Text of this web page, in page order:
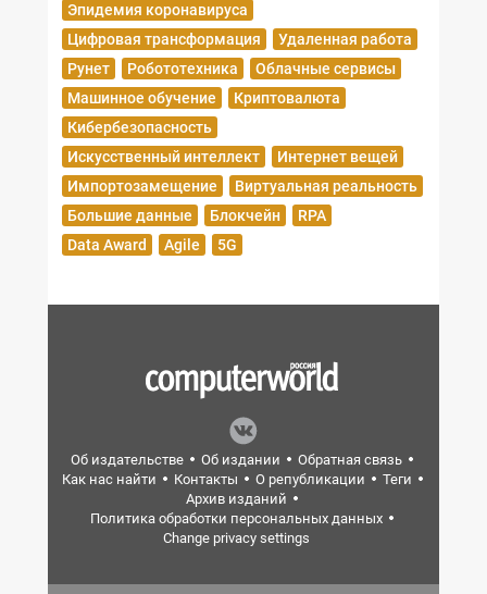
Эпидемия коронавируса
Цифровая трансформация
Удаленная работа
Рунет
Робототехника
Облачные сервисы
Машинное обучение
Криптовалюта
Кибербезопасность
Искусственный интеллект
Интернет вещей
Импортозамещение
Виртуальная реальность
Большие данные
Блокчейн
RPA
Data Award
Agile 5G
Об издательстве Об издании
Обратная связь
Как нас найти
Контакты О републикации
Теги
Архив изданий
Политика обработки персональных данных
Change privacy settings